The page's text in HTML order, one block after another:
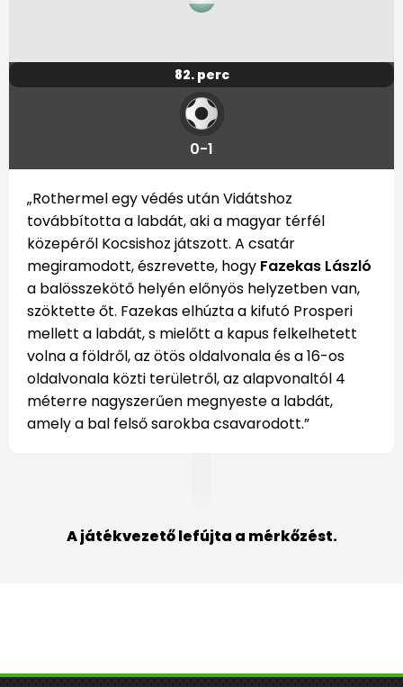
82. perc
0-1
„Rothermel egy védés után Vidátshoz
továbbította a labdát, aki a magyar térfél
közepéről Kocsishoz játszott. A csatár
megiramodott, észrevette, hogy Fazekas László
a balösszekötő helyén előnyös helyzetben van,
szöktette őt. Fazekas elhúzta a kifutó Prosperi
mellett a labdát, s mielőtt a kapus felkelhetett
volna a földről, az ötös oldalvonala és a 16-os
oldalvonala közti területről, az alapvonaltól 4
méterre nagyszerűen megnyeste a labdát,
amely a bal felső sarokba csavarodott.”
A játékvezető lefújta a mérkőzést.